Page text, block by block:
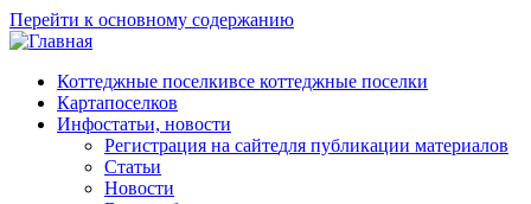
Перейти к основному содержанию
Коттеджные поселкивсе коттеджные поселки
Картапоселков
Инфостатьи, новости
Регистрация на сайтедля публикации материалов
Статьи
Новости